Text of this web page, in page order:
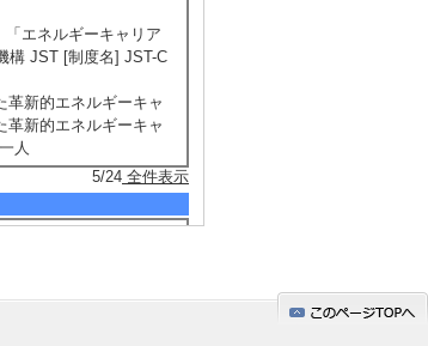
エネルギーキャリア
構 JST [制度名] JST-C
革新的エネルギーキャ
新的エネルギーキャ
人
5/24 全件表示